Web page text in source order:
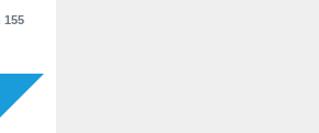
155